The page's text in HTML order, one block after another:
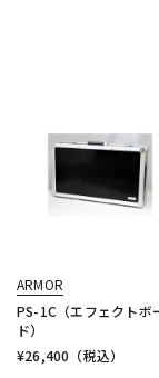
ARMOR
PS-1C（エフェクトボ
ド）
¥26,400 （税込）